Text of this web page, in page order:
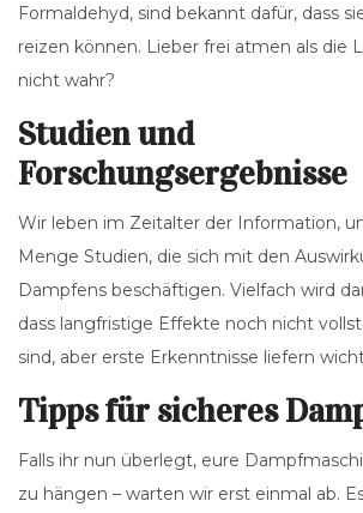
Formaldehyd, sind bekannt dafür, dass
reizen können. Lieber frei atmen als die
nicht wahr?
Studien und
Forschungsergebnisse
Wir leben im Zeitalter der Information,
Menge Studien, die sich mit den
Dampfens beschäftigen. Vielfach wird
dass langfristige Effekte noch nicht
sind, aber erste Erkenntnisse liefern
Tipps für sicheres
Falls ihr nun überlegt, eure
zu hängen – warten wir erst einmal ab.